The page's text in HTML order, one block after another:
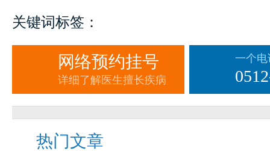
关键词标签：
网络预约挂号
详细了解医生擅长疾病
一个
热门文章